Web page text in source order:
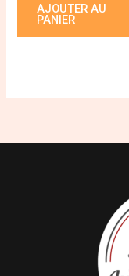
AJOUTER AU
PANIER